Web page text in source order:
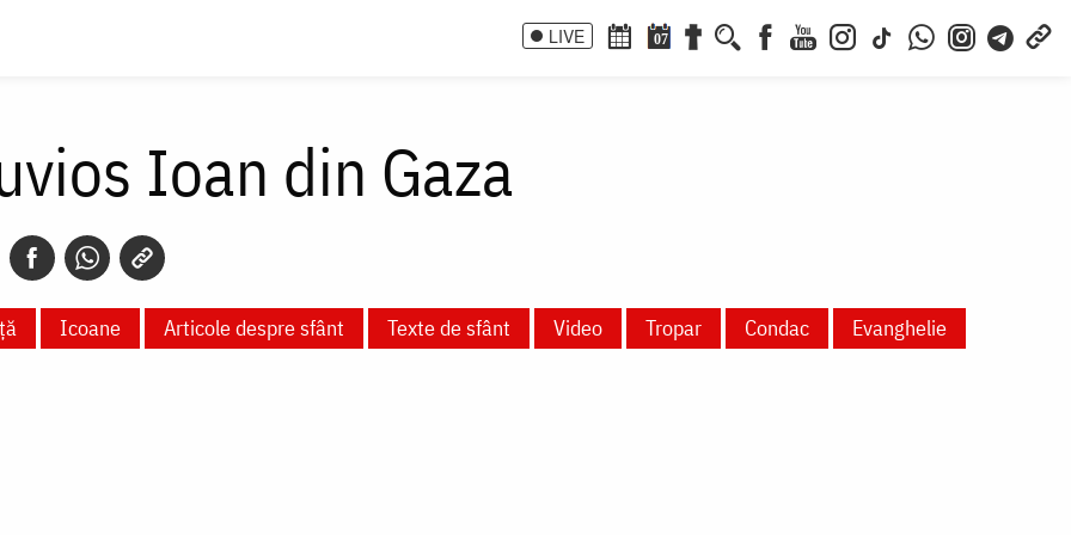
LIVE 07
Ioan din Gaza
Icoane Articole despre sfânt Texte de sfânt Video Tropar Condac
Evanghelie